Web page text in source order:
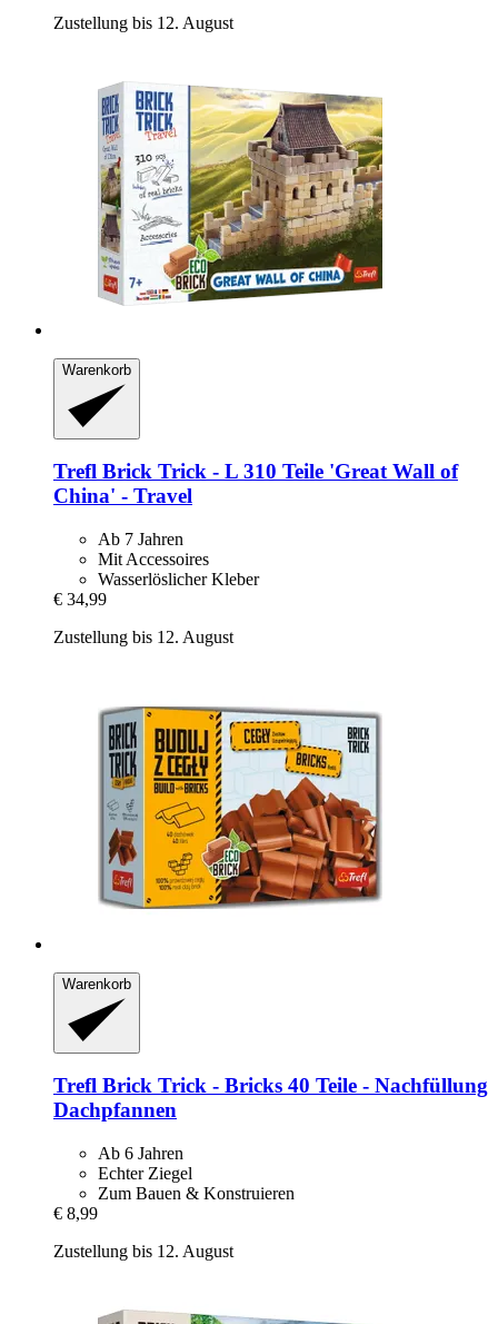
Zustellung bis 12. August
Warenkorb
Trefl Brick Trick -​ L 310 Teile 'Great Wall of
China' -​ Travel
Ab 7 Jahren
Mit Accessoires
Wasserlöslicher Kleber
€ 34,99
Zustellung bis 12. August
Warenkorb
Trefl Brick Trick -​ Bricks 40 Teile -​ Nachfüllung
Dachpfannen
Ab 6 Jahren
Echter Ziegel
Zum Bauen & Konstruieren
€ 8,99
Zustellung bis 12. August